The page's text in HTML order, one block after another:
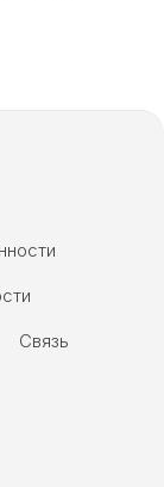
Связь